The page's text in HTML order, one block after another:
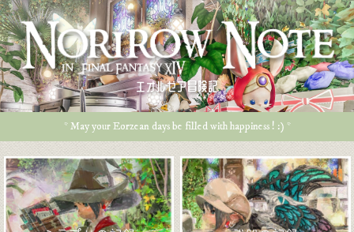
エオルゼア冒険記
* May your Eorzean days be filled with happiness ! :) *